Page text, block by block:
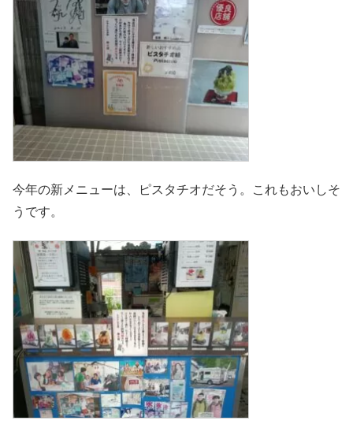
今年の新メニューは、ピスタチオだそう。これもおいしそ
うです。